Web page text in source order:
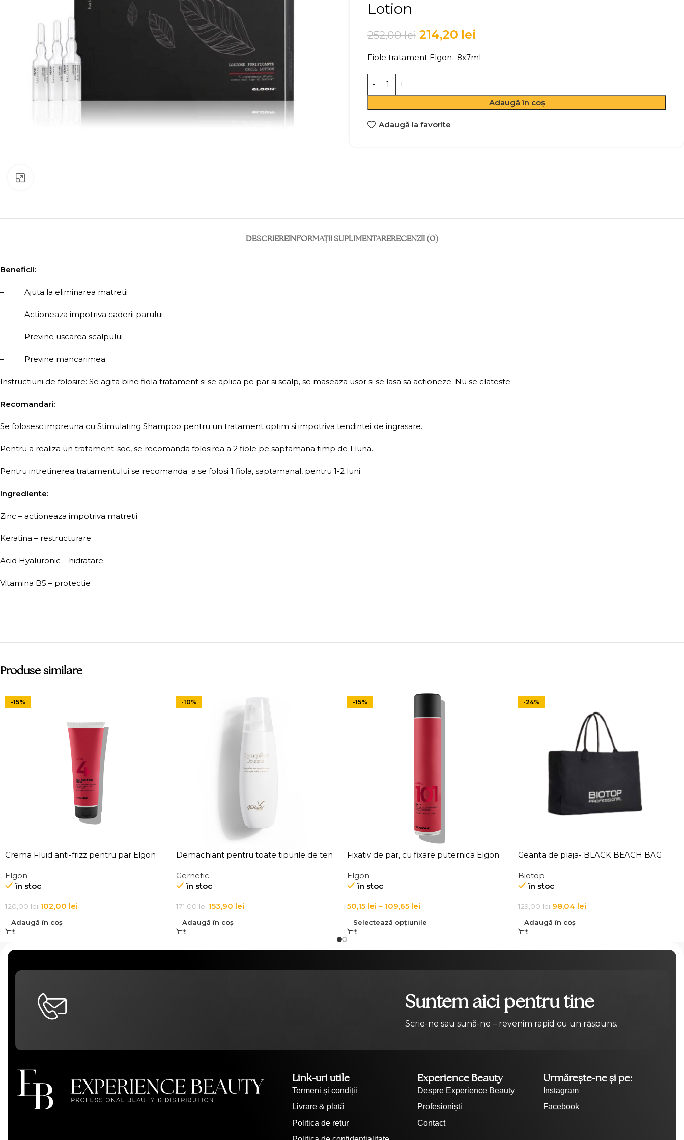
Lotion
252,00lei 214,20 lei
Fiole tratament Elgon- 8x7ml
Adaugă în coș
Adaugă la favorite
DESCRIEREINFORMAȚII SUPLIMENTARERECENZII (0)
Beneficii:
– Ajuta la eliminarea matretii
– Actioneaza impotriva caderii parului
– Previne uscarea scalpului
– Previne mancarimea
Instructiuni de folosire: Se agita bine fiola tratament si se aplica pe par si scalp, se maseaza usor si se lasa sa actioneze. Nu se clateste.
Recomandari:
Se folosesc impreuna cu Stimulating Shampoo pentru un tratament optim si impotriva tendintei de ingrasare.
Pentru a realiza un tratament-soc, se recomanda folosirea a 2 fiole pe saptamana timp de 1 luna.
Pentru intretinerea tratamentului se recomanda a se folosi 1 fiola, saptamanal, pentru 1-2 luni.
Ingrediente:
Zinc – actioneaza impotriva matretii
Keratina – restructurare
Acid Hyaluronic – hidratare
Vitamina B5 – protectie
Produse similare
-15%
Crema Fluid anti-frizz pentru par Elgon
Elgon
în stoc
120,00lei 102,00 lei
Adaugă în coș
-10%
Demachiant pentru toate tipurile de ten
Make-Up Remover
Gernetic
în stoc
171,00lei 153,90 lei
Adaugă în coș
-15%
Fixativ de par, cu fixare puternica Elgon
Elgon
în stoc
50,15 lei – 109,65 lei
Selectează opțiunile
-24%
Geanta de plaja- BLACK BEACH BAG
Biotop
în stoc
129,00lei 98,04 lei
Adaugă în coș
Suntem aici pentru tine
Scrie-ne sau sună-ne – revenim rapid cu un răspuns.
Link-uri utile
Termeni și condiții
Livrare & plată
Politica de retur
Experience Beauty
Despre Experience Beauty
Profesioniști
Contact
Urmărește-ne și pe:
Instagram
Facebook